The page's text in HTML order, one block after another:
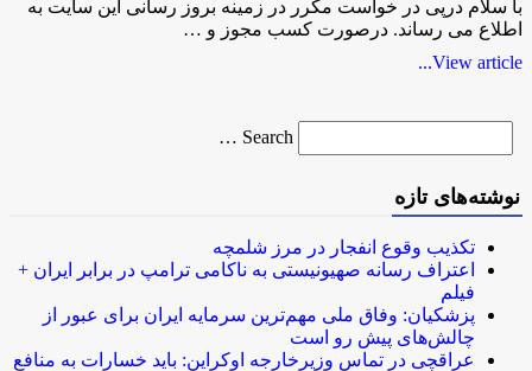
با سلام درپی در خواست مکرر در زمینه بروز رسانی این سایت به
اطلاع می رساند. درصورت کسب مجوز و …
View article...
for
Search …
نوشته‌های تازه
تکذیب وقوع انفجار در مرز شلمچه
اعتراف رسانه صهیونیستی به ناکامی ترامپ در برابر ایران +
فیلم
پزشکیان: وفاق ملی مهم‌ترین سرمایه ایران برای عبور از
چالش‌های پیش رو است
عراقچی در تماس وزیرخارجه اوکراین: باید خسارات به منافع